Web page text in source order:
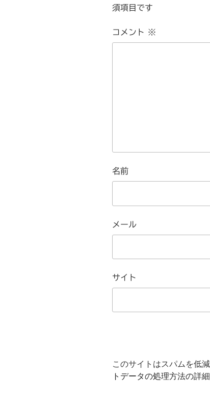
須項目です
コメント ※
名前
メール
サイト
このサイトはスパムを低
トデータの処理方法の詳